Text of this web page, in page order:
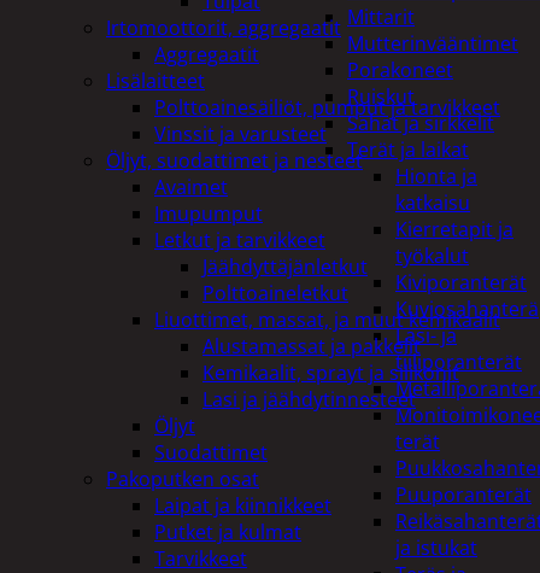
Mittarit
Mutterinvääntimet
Porakoneet
Ruiskut
Sahat ja sirkkelit
Terät ja laikat
Hionta ja
katkaisu
Kierretapit ja
työkalut
Kiviporanterät
Kuviosahanterä
Lasi- ja
tiiliporanterät
terät
Puuporanterät
ja istukat
Irtomoottorit, aggregaatit
Aggregaatit
Lisälaitteet
Polttoainesäiliöt, pumput ja tarvikkeet
Vinssit ja varusteet
Öljyt, suodattimet ja nesteet
Avaimet
Imupumput
Letkut ja tarvikkeet
Jäähdyttäjänletkut
Polttoaineletkut
Liuottimet, massat, ja muut kemikaalit
Alustamassat ja pakkelit
Kemikaalit, sprayt ja silikonit
Lasi ja jäähdytinnesteet
Öljyt
Suodattimet
Pakoputken osat
Laipat ja kiinnikkeet
Putket ja kulmat
Tarvikkeet